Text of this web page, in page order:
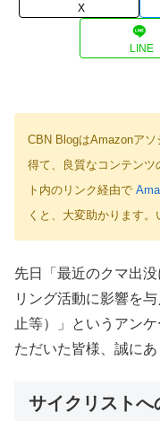
X
LINE
CBN BlogはAmazonア
得て、良質なコンテンツ
ト内のリンク経由で
くと、大変助かります
先日「最近のクマ出
リング活動に影響を
止等）」というアン
ただいた皆様、誠にあ
サイクリストへ